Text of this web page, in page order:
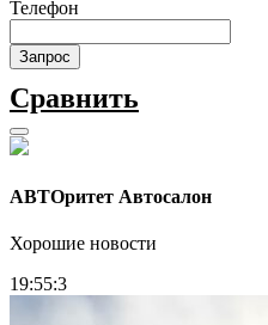
Телефон
Запрос
Сравнить
АВТОритет Автосалон
Хорошие новости
19:55:3